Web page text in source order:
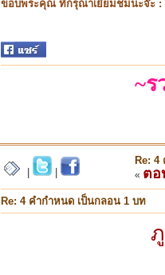
ขอบพระคุณ ที่กรุณาเยี่ยมชมนะจ๊ะ :
~ร
Re:
« ตอ
Re: 4 คำกำหนด เป็นกลอน 1 บท